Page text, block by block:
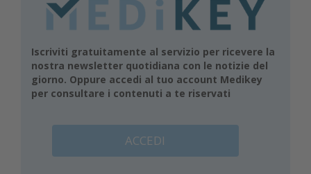
Iscriviti gratuitamente al servizio per ricevere la
nostra newsletter quotidiana con le notizie del
giorno. Oppure accedi al tuo account Medikey
per consultare i contenuti a te riservati
ACCEDI